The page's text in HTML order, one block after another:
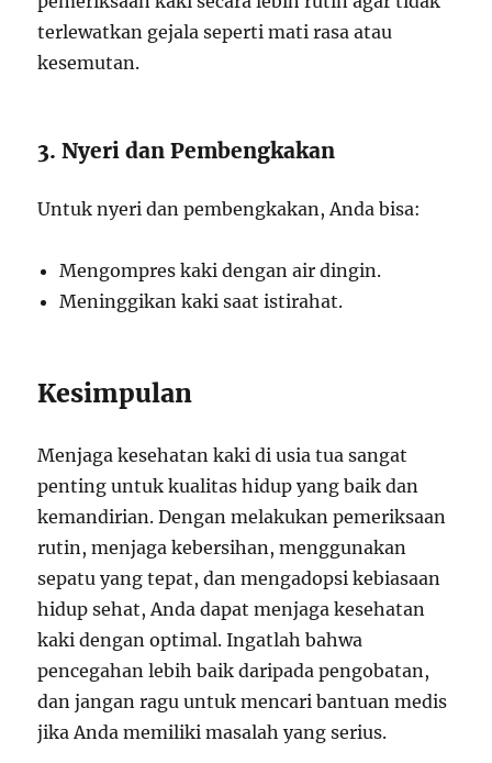
terlewatkan gejala seperti mati rasa atau
kesemutan.
3. Nyeri dan Pembengkakan
Untuk nyeri dan pembengkakan, Anda bisa:
Mengompres kaki dengan air dingin.
Meninggikan kaki saat istirahat.
Kesimpulan
Menjaga kesehatan kaki di usia tua sangat
penting untuk kualitas hidup yang baik dan
kemandirian. Dengan melakukan pemeriksaan
rutin, menjaga kebersihan, menggunakan
sepatu yang tepat, dan mengadopsi kebiasaan
hidup sehat, Anda dapat menjaga kesehatan
kaki dengan optimal. Ingatlah bahwa
pencegahan lebih baik daripada pengobatan,
dan jangan ragu untuk mencari bantuan medis
jika Anda memiliki masalah yang serius.